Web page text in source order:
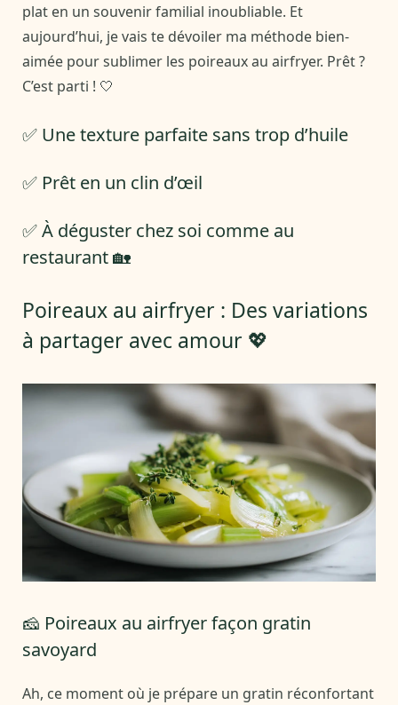
plat en un souvenir familial inoubliable. Et
aujourd’hui, je vais te dévoiler ma méthode bien-
aimée pour sublimer les poireaux au airfryer. Prêt ?
C’est parti ! 🤍
✅ Une texture parfaite sans trop d’huile
✅ Prêt en un clin d’œil
✅ À déguster chez soi comme au
restaurant 🏡
Poireaux au airfryer : Des variations
à partager avec amour 💖
🧀 Poireaux au airfryer façon gratin
savoyard
Ah, ce moment où je prépare un gratin réconfortant